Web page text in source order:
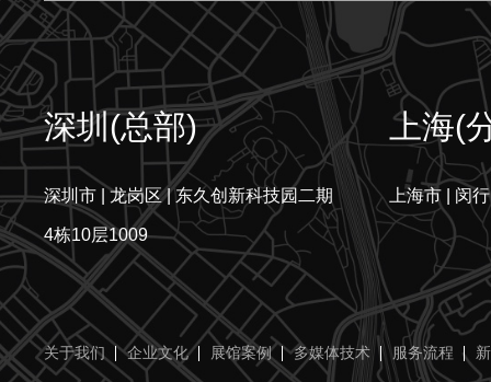
深圳(总部)
深圳市 | 龙岗区 | 东久创新科技园二期
4栋10层1009
上海(
上海市 | 闵
关于我们 企业文化 展馆案例 多媒体技术 服务流程